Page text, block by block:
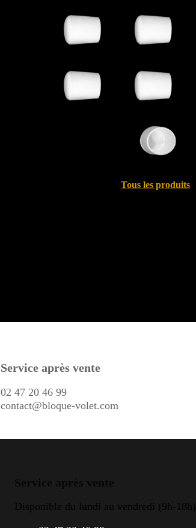
Tous les produits
Service après vente
02 47 20 46 99
contact@bloque-volet.com
Disponible du lundi au vendredi (9h-18h)